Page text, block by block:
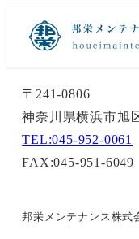
〒241-0806
神奈川県横浜市旭
TEL:045-952-0061
FAX:045-951-6049
邦栄メンテナンス株式